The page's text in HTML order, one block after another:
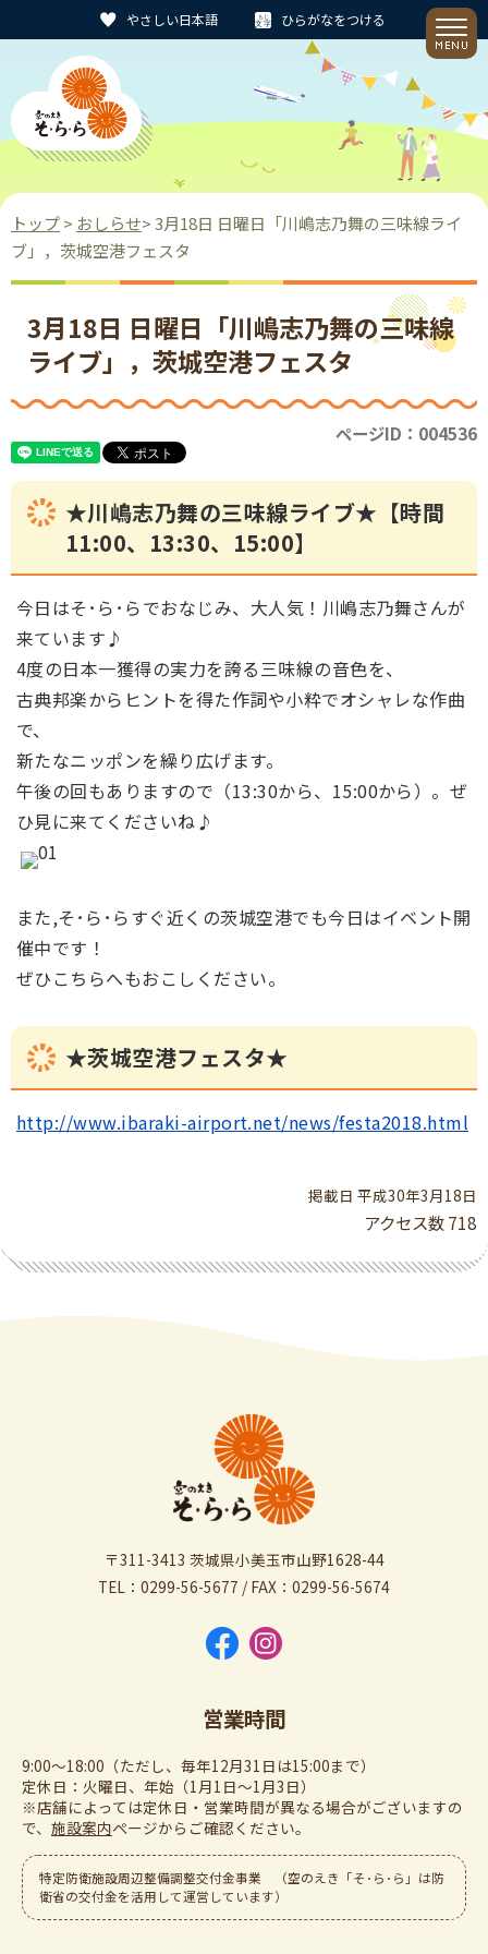
やさしい日本語 ひらがなをつける
トップ> おしらせ> 3月18日 日曜日「川嶋志乃舞の三味線ライ
ブ」，茨城空港フェスタ
3月18日 日曜日「川嶋志乃舞の三味線
ライブ」，茨城空港フェスタ
ページID：004536
★川嶋志乃舞の三味線ライブ★【時間
11:00、13:30、15:00】
今日はそ･ら･らでおなじみ、大人気！川嶋志乃舞さんが
来ています♪
4度の日本一獲得の実力を誇る三味線の音色を、
古典邦楽からヒントを得た作詞や小粋でオシャレな作曲
で、
新たなニッポンを繰り広げます。
午後の回もありますので（13:30から、15:00から）。ぜ
ひ見に来てくださいね♪
また,そ･ら･らすぐ近くの茨城空港でも今日はイベント開
催中です！
ぜひこちらへもおこしください。
★茨城空港フェスタ★
http://www.ibaraki-airport.net/news/festa2018.html
掲載日 平成30年3月18日
アクセス数718
〒311-3413 茨城県小美玉市山野1628-44
TEL：0299-56-5677 / FAX：0299-56-5674
営業時間
9:00～18:00（ただし、毎年12月31日は15:00まで）
定休日：火曜日、年始（1月1日～1月3日）
※店舗によっては定休日・営業時間が異なる場合がございますの
で、 施設案内ぺージからご確認ください。
特定防衛施設周辺整備調整交付金事業 （空のえき「そ･ら･ら」は防
衛省の交付金を活用して運営しています）